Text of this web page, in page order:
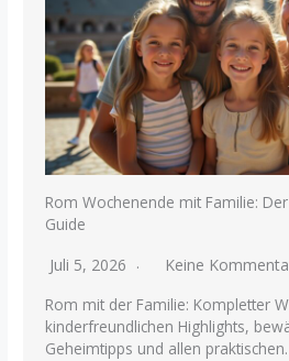
Rom Wochenende mit Familie:
Guide
Juli 5, 2026
Keine
Rom mit der Familie: Kompletter
kinderfreundlichen Highlights,
Geheimtipps und allen